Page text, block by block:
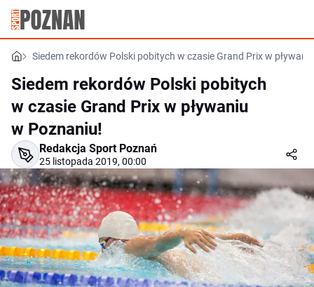
Siedem rekordów Polski pobitych w czasie Grand Prix w
Siedem rekordów Polski pobitych
w czasie Grand Prix w pływaniu
w Poznaniu!
Redakcja Sport Poznań
25 listopada 2019, 00:00